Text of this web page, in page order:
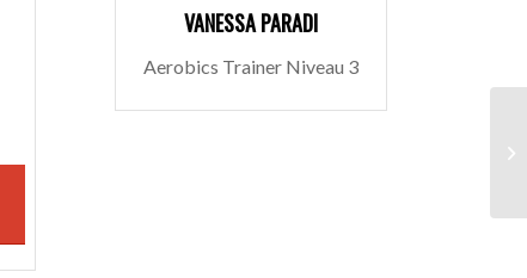
VANESSA PARADI
Aerobics Trainer Niveau 3